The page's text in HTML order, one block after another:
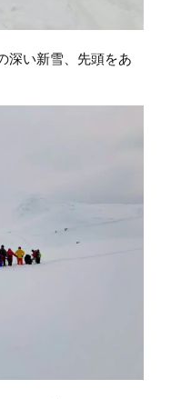
深い新雪、先頭をあ